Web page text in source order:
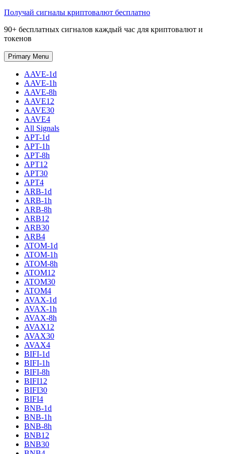
Skip
content
Получай сигналы криптовалют бесплатно
90+ бесплатных сигналов каждый час для криптовалют и
токенов
Primary Menu
AAVE-1d
AAVE-1h
AAVE-8h
AAVE12
AAVE30
AAVE4
All Signals
APT-1d
APT-1h
APT-8h
APT12
APT30
APT4
ARB-1d
ARB-1h
ARB-8h
ARB12
ARB30
ARB4
ATOM-1d
ATOM-1h
ATOM-8h
ATOM12
ATOM30
ATOM4
AVAX-1d
AVAX-1h
AVAX-8h
AVAX12
AVAX30
AVAX4
BIFI-1d
BIFI-1h
BIFI-8h
BIFI12
BIFI30
BIFI4
BNB-1d
BNB-1h
BNB-8h
BNB12
BNB30